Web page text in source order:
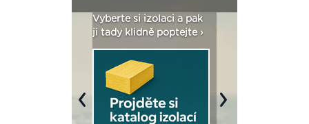
Vyberte si izolaci a pak
ji tady klidně poptejte ›
Previous Next